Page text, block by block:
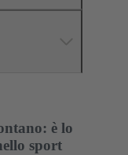
è lo
sport